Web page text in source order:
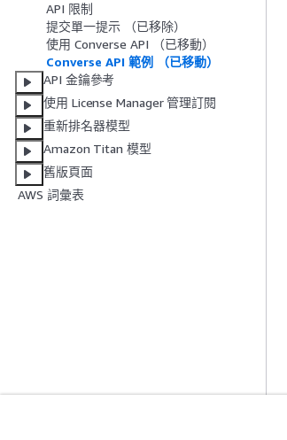
API 限制
提交單一提示 （已移除）
使用 Converse API （已移動）
Converse API 範例 （已移動）
API 金鑰參考
使用 License Manager 管理訂閱
重新排名器模型
Amazon Titan 模型
舊版頁面
AWS 詞彙表